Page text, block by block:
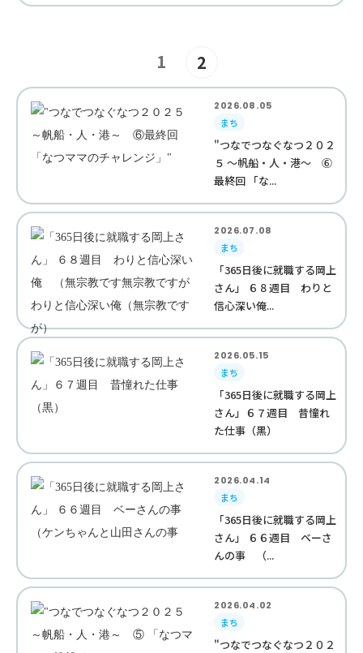
1 2
2026.08.05
まち
"つなでつなぐなつ２０２
５ ～帆船・人・港～ ⑥
最終回 「な...
2026.07.08
まち
「365日後に就職する岡上
さん」 ６８週目 わりと
信心深い俺...
2026.05.15
まち
「365日後に就職する岡上
さん」６７週目 昔憧れ
た仕事（黒）
2026.04.14
まち
「365日後に就職する岡上
さん」 ６６週目 ベーさ
んの事 （...
2026.04.02
まち
"つなでつなぐなつ２０２